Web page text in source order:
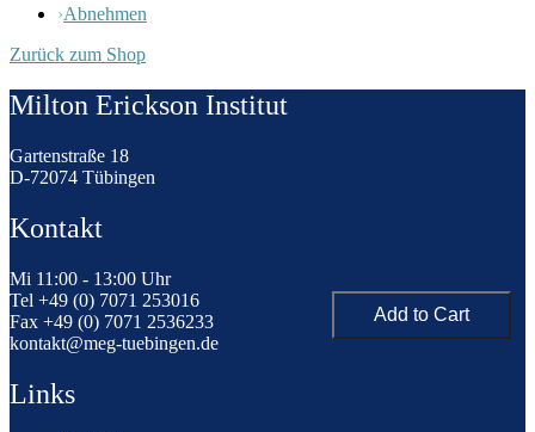
›Abnehmen
Zurück zum Shop
Milton Erickson Institut
Gartenstraße 18
D-72074 Tübingen
Kontakt
Mi 11:00 - 13:00 Uhr
Tel +49 (0) 7071 253016
Fax +49 (0) 7071 2536233
kontakt@meg-tuebingen.de
Links